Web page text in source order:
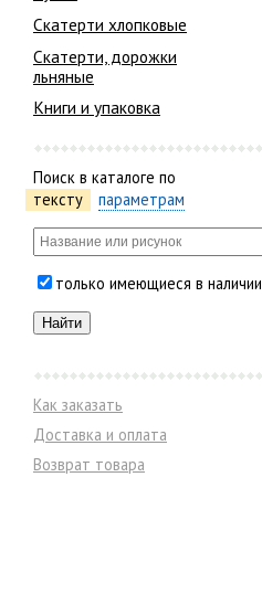
Скатерти хлопковые
Скатерти, дорожки
льняные
Книги и упаковка
Поиск в каталоге по
тексту
параметрам
только имеющиеся в наличии
Как заказать
Доставка и оплата
Возврат товара